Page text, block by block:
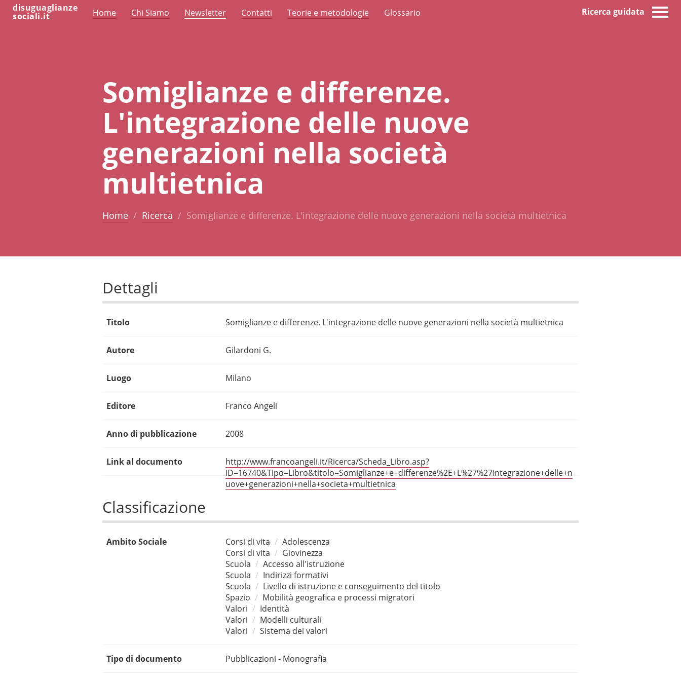
disuguaglianze
sociali.it Home Chi Siamo Newsletter Contatti Teorie e metodologie Glossario Ricerca guidata
Somiglianze e differenze.
L'integrazione delle nuove
generazioni nella società
multietnica
Home Ricerca Somiglianze e differenze. L'integrazione delle nuove generazioni nella società multietnica
Dettagli
Titolo Somiglianze e differenze. L'integrazione delle nuove generazioni nella società multietnica
Autore Gilardoni G.
Luogo Milano
Editore Franco Angeli
Anno di pubblicazione 2008
Link al documento
http://www.francoangeli.it/Ricerca/Scheda_Libro.asp?
ID=16740&Tipo=Libro&titolo=Somiglianze+e+differenze%2E+L%27%27integrazione+delle+n
uove+generazioni+nella+societa+multietnica
Classificazione
Ambito Sociale Corsi di vita
Adolescenza
Corsi di vita
Giovinezza
Scuola
Accesso all'istruzione
Scuola
Indirizzi formativi
Scuola
Livello di istruzione e conseguimento del titolo
Spazio
Mobilità geografica e processi migratori
Valori
Identità
Valori
Modelli culturali
Valori
Sistema dei valori
Tipo di documento Pubblicazioni - Monografia